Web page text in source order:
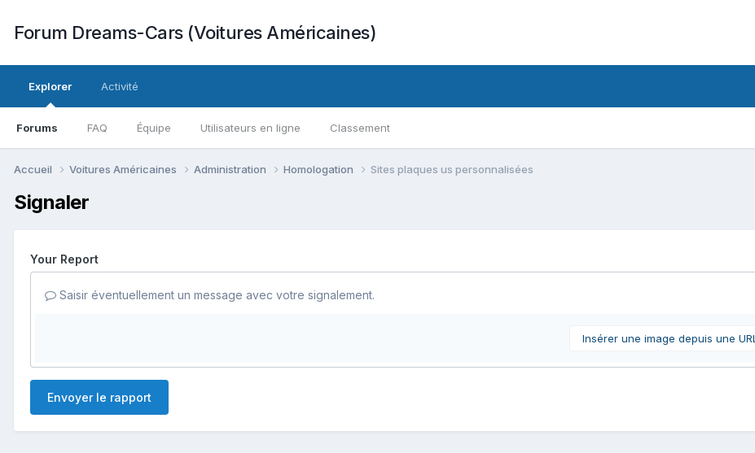
Forum Dreams-Cars (Voitures Américaines)
Explorer
Forums FAQ Équipe Utilisateurs en ligne Classement
Activité
Accueil Voitures Américaines Administration Homologation Sites plaques us personnalisées
Signaler
Your Report
Saisir éventuellement un message avec votre signalement.
Insérer une image depuis une URL
Envoyer le rapport